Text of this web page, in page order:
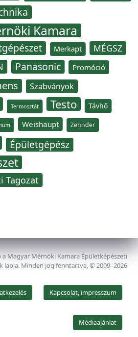
Kamara
Merkapt MÉGSZ
Panasonic Promóció
Szabványok
Termosztát Testo Távhő
Weishaupt Zehnder
Épületgépész
Tagozat
a Magyar Mérnöki Kamara Épületképészeti
lapja. Minden jog fenntartva, © 2009–2026
Kapcsolat, impresszum
Médiaajánlat